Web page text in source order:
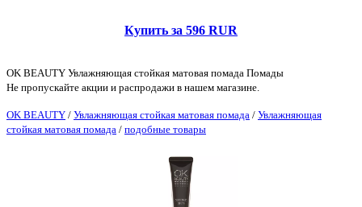
Купить за 596 RUR
OK BEAUTY Увлажняющая стойкая матовая помада Помады
Не пропускайте акции и распродажи в нашем магазине.
OK BEAUTY / Увлажняющая стойкая матовая помада / Увлажняющая
стойкая матовая помада / подобные товары